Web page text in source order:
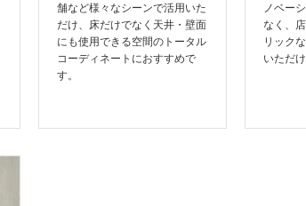
舗など様々なシーンで活用いた
だけ、床だけでなく天井・壁面
にも使用できる空間のトータル
コーディネートにおすすめで
す。
ノベー
なく、
リック
いただけ